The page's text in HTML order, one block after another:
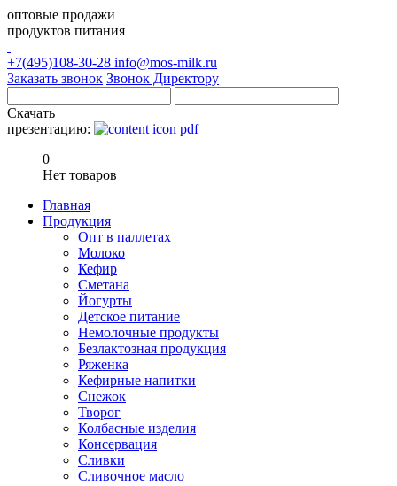
оптовые продажи
продуктов питания
+7(495)108-30-28 info@mos-milk.ru
Заказать звонок Звонок Директору
Скачать
презентацию:
0
Нет товаров
Главная
Продукция
Опт в паллетах
Молоко
Кефир
Сметана
Йогурты
Детское питание
Немолочные продукты
Безлактозная продукция
Ряженка
Кефирные напитки
Снежок
Творог
Колбасные изделия
Консервация
Сливки
Сливочное масло